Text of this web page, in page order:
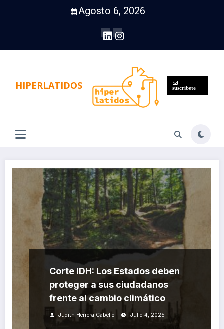
Agosto 6, 2026
HIPERLATIDOS suscríbete
Corte IDH: Los Estados deben
proteger a sus ciudadanos
frente al cambio climático
Judith Herrera Cabello Julio 4, 2025